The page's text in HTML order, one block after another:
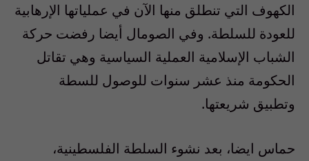
الكهوف التي تنطلق منها الآن في عملياتها الإرهابية
للعودة للسلطة. وفي الصومال أيضا رفضت حركة
الشباب الإسلامية العملية السياسية وهي تقاتل
الحكومة منذ عشر سنوات للوصول للسطة
وتطبيق شريعتها.
حماس ايضا، بعد نشوء السلطة الفلسطينية،